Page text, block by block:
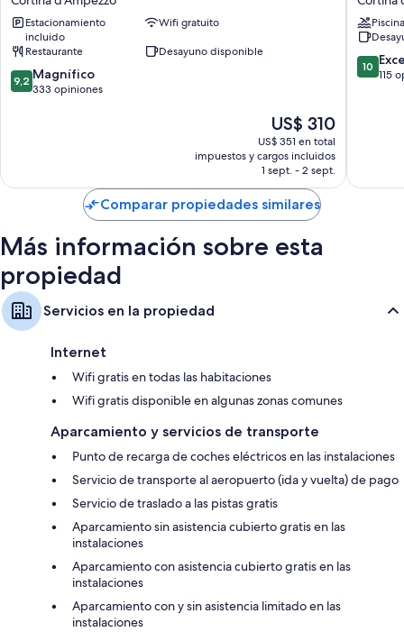
Luxury
&
Fashion
Boutique
Hotel
Cortina
Estacionamiento
incluido
Wifi gratuito
Restaurante
Desayuno disponible
9.2
de
9,2 Magnífico
333 opiniones
El
precio
actual
es
de
US$ 310
US$ 310
US$ 351 en total
impuestos y cargos incluidos
1 sept. - 2 sept.
Cortina
Cortina
Piscina
10.0
de
10
115
Comparar propiedades similares
Más información sobre esta
propiedad
Servicios en la propiedad
Internet
Wifi gratis en todas las habitaciones
Wifi gratis disponible en algunas zonas comunes
Aparcamiento y servicios de transporte
Punto de recarga de coches eléctricos en las instalaciones
Servicio de transporte al aeropuerto (ida y vuelta) de pago
Servicio de traslado a las pistas gratis
Aparcamiento sin asistencia cubierto gratis en las
instalaciones
Aparcamiento con asistencia cubierto gratis en las
instalaciones
Aparcamiento con y sin asistencia limitado en las
instalaciones